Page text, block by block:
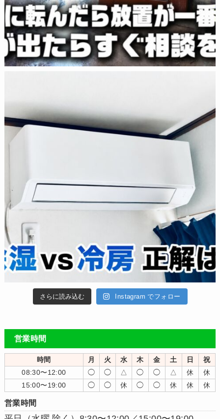
さらに読み込む Instagram でフォロー
営業時間
時間 月 火 水 木 金 土 日
祝
08:30〜12:00
◯ ◯ △ ◯ ◯ △ 休
休
15:00〜19:00
◯ ◯ 休 ◯ ◯ 休 休 休
営業時間